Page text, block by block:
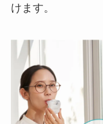
けます。